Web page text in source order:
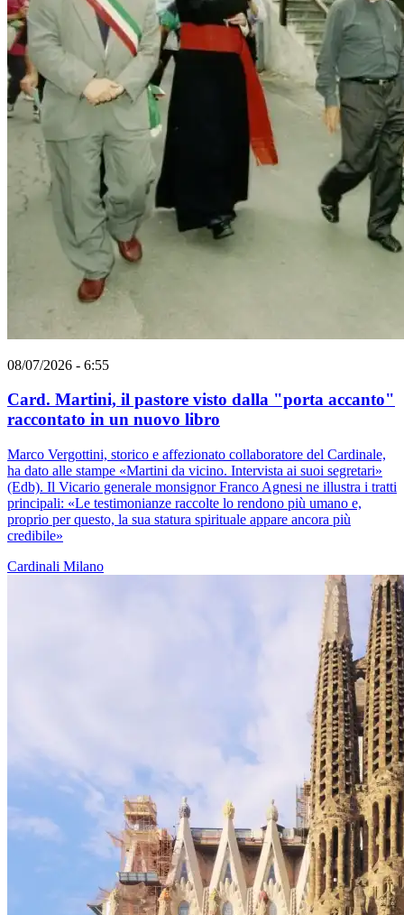
08/07/2026 - 6:55
Card. Martini, il pastore visto dalla "porta accanto"
raccontato in un nuovo libro
Marco Vergottini, storico e affezionato collaboratore del Cardinale,
ha dato alle stampe «Martini da vicino. Intervista ai suoi segretari»
(Edb). Il Vicario generale monsignor Franco Agnesi ne illustra i tratti
principali: «Le testimonianze raccolte lo rendono più umano e,
proprio per questo, la sua statura spirituale appare ancora più
credibile»
Cardinali Milano